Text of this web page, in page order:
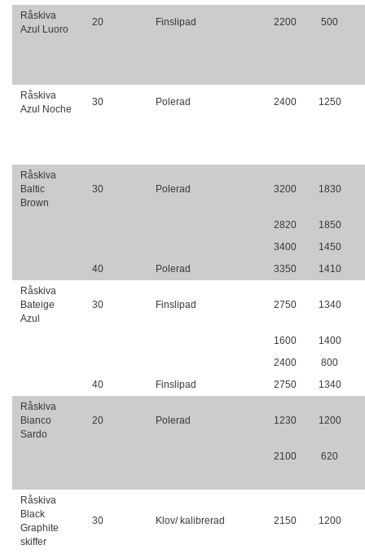
Råskiva
Azul Luoro
20 Finslipad 2200 500
Råskiva
Azul Noche
30 Polerad 2400 1250
Råskiva
Baltic
Brown
30 Polerad 3200 1830
2820
1850
3400
1450
40
Polerad 3350
1410
Råskiva
Bateige
Azul
30 Finslipad 2750 1340
1600
1400
2400
800
40
Finslipad 2750
1340
Råskiva
Bianco
Sardo
20 Polerad 1230 1200
2100 620
Råskiva
Black
Graphite
skiffer
30 Klov/ kalibrerad 2150 1200